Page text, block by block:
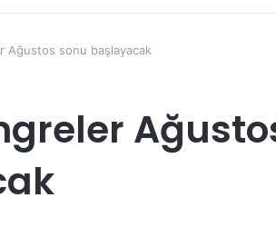
Ağustos sonu başlayacak